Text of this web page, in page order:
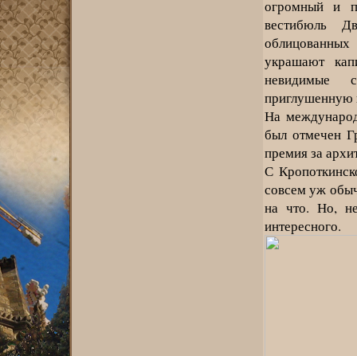
огромный и
вестибюль
украшают
невидимые
приглушенную
На
был отмечен
премия за
С
совсем уж
на что. Но,
интересного.